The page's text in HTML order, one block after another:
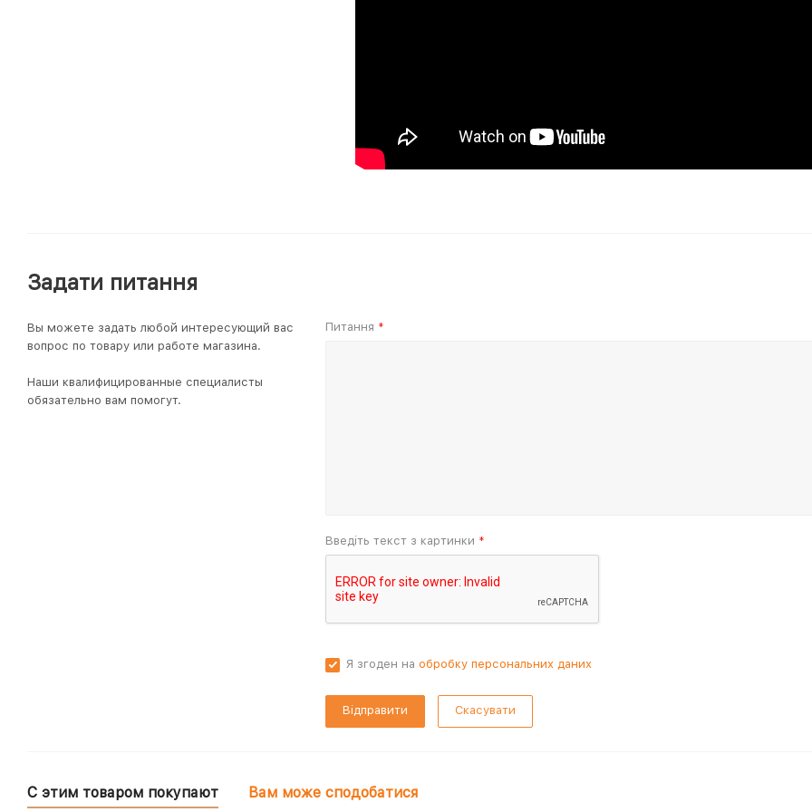
Задати питання
Вы можете задать любой интересующий вас
вопрос по товару или работе магазина.
Наши квалифицированные специалисты
обязательно вам помогут.
Питання *
Введіть текст з картинки *
Я згоден на обробку персональних даних
Скасувати
С этим товаром покупают Вам може сподобатися